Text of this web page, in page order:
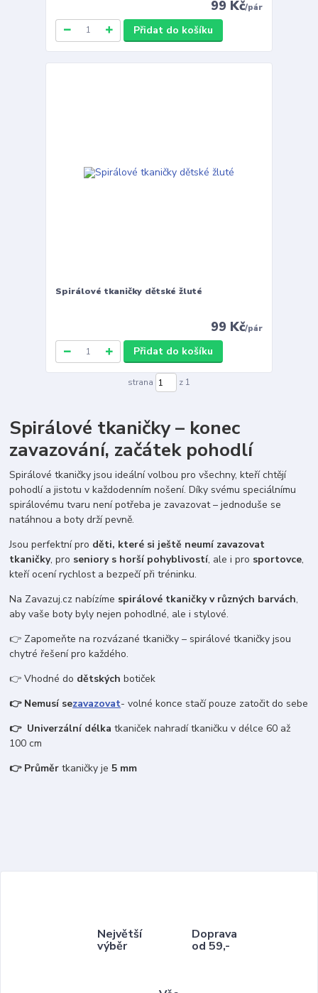
99 Kč/pár
Přidat do košíku
Spirálové tkaničky dětské žluté
99 Kč/pár
Přidat do košíku
strana z 1
Spirálové tkaničky – konec
zavazování, začátek pohodlí
Spirálové tkaničky jsou ideální volbou pro všechny, kteří chtějí
pohodlí a jistotu v každodenním nošení. Díky svému speciálnímu
spirálovému tvaru není potřeba je zavazovat – jednoduše se
natáhnou a boty drží pevně.
Jsou perfektní pro děti, které si ještě neumí zavazovat
tkaničky, pro seniory s horší pohyblivostí, ale i pro sportovce,
kteří ocení rychlost a bezpečí při tréninku.
Na Zavazuj.cz nabízíme spirálové tkaničky v různých barvách,
aby vaše boty byly nejen pohodlné, ale i stylové.
👉 Zapomeňte na rozvázané tkaničky – spirálové tkaničky jsou
chytré řešení pro každého.
👉 Vhodné do dětských botiček
👉 Nemusí sezavazovat- volné konce stačí pouze zatočit do sebe
👉 Univerzální délka tkaniček nahradí tkaničku v délce 60 až
100 cm
👉 Průměrtkaničky je 5 mm
Největší
výběr
Doprava
od 59,-